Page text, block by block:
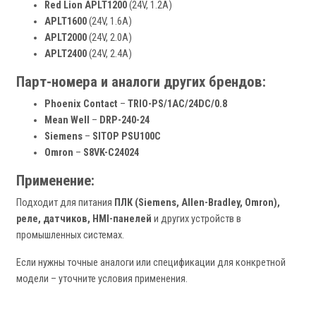
Red Lion APLT1200(24V, 1.2A)
APLT1600(24V, 1.6A)
APLT2000(24V, 2.0A)
APLT2400(24V, 2.4A)
Парт-номера и аналоги других брендов:
Phoenix Contact – TRIO-PS/1AC/24DC/0.8
Mean Well
– DRP-240-24
Siemens – SITOP PSU100C
Omron – S8VK-C24024
Применение:
Подходит для питания ПЛК (Siemens, Allen-Bradley, Omron),
реле, датчиков, HMI-панелей и других устройств в
промышленных системах.
Если нужны точные аналоги или спецификации для конкретной
модели – уточните условия применения.